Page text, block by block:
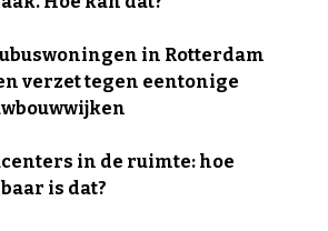
in Rotterdam
verzet tegen eentonige
in de ruimte: hoe
is dat?